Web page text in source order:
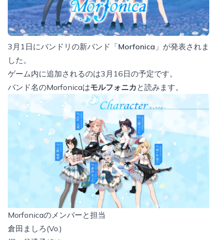
3月1日にバンドリの新バンド「Morfonica 」が発表されま
した。
ゲーム内に追加されるのは3月16日の予定です。
バンド名のMorfonicaはモルフォニカ と読みます。
Morfonicaのメンバーと担当
倉田ましろ(Vo.)